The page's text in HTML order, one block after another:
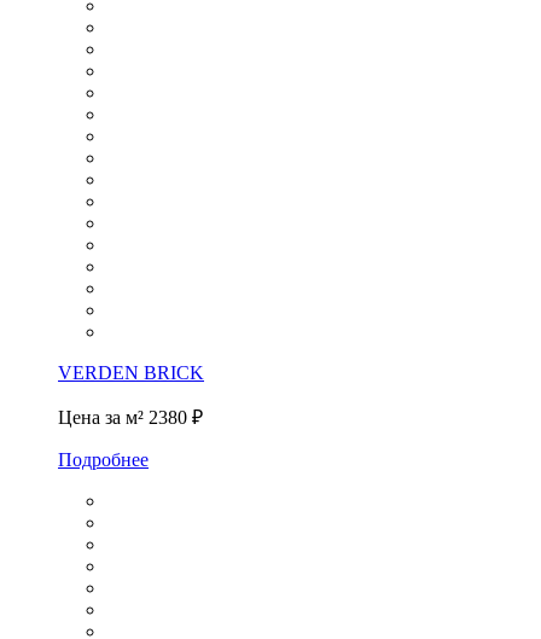
VERDEN BRICK
Цена за м² 2380 ₽
Подробнее